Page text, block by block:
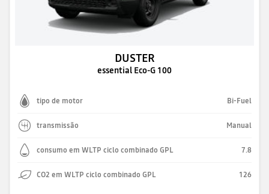
DUSTER
essential Eco-G 100
tipo de motor Bi-Fuel
transmissão Manual
consumo em WLTP ciclo combinado GPL 7.8
CO2 em WLTP ciclo combinado GPL 126